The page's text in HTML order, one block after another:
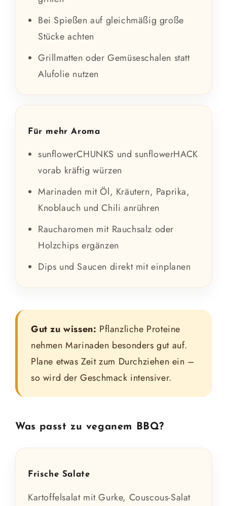
Bei Spießen auf gleichmäßig große
Stücke achten
Grillmatten oder Gemüseschalen statt
Alufolie nutzen
Für mehr Aroma
sunflowerCHUNKS und sunflowerHACK
vorab kräftig würzen
Marinaden mit Öl, Kräutern, Paprika,
Knoblauch und Chili anrühren
Raucharomen mit Rauchsalz oder
Holzchips ergänzen
Dips und Saucen direkt mit einplanen
Gut zu wissen: Pflanzliche Proteine
nehmen Marinaden besonders gut auf.
Plane etwas Zeit zum Durchziehen ein –
so wird der Geschmack intensiver.
Was passt zu veganem BBQ?
Frische Salate
Kartoffelsalat mit Gurke, Couscous-Salat